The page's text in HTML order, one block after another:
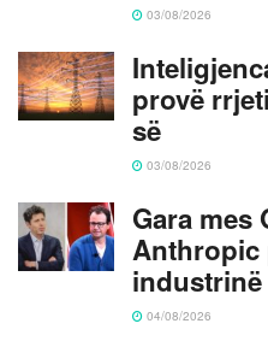
03/08/2026
provë
së
03/08/2026
Gara mes
Anthropic
industrinë
04/08/2026